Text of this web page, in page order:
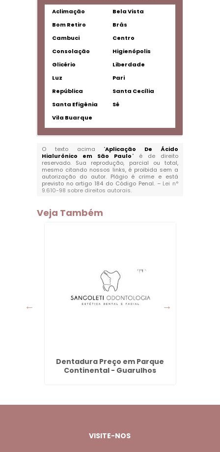
Aclimação
Bela Vista
Bom Retiro
Brás
Cambuci
Centro
Consolação
Higienópolis
Glicério
Liberdade
Luz
Pari
República
Santa Cecília
Santa Efigênia
Sé
Vila Buarque
O texto acima "Aplicação De Ácido
Hialurônico em São Paulo" é de direito
reservado. Sua reprodução, parcial ou total,
mesmo citando nossos links, é proibida sem a
autorização do autor. Plágio é crime e está
previsto no artigo 184 do Código Penal. – Lei n°
9.610-98 sobre direitos autorais.
Veja Também
Dentadura Preço em Parque
Continental - Guarulhos
VISITE-NOS